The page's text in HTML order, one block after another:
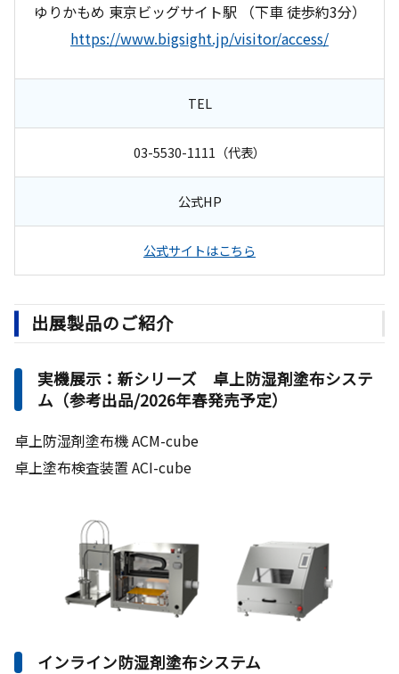
ゆりかもめ 東京ビッグサイト駅 （下車 徒歩約3分）
https://www.bigsight.jp/visitor/access/
TEL
03-5530-1111（代表）
公式HP
公式サイトはこちら
出展製品のご紹介
実機展示：新シリーズ 卓上防湿剤塗布システ
ム（参考出品/2026年春発売予定）
卓上防湿剤塗布機 ACM-cube
卓上塗布検査装置 ACI-cube
インライン防湿剤塗布システム